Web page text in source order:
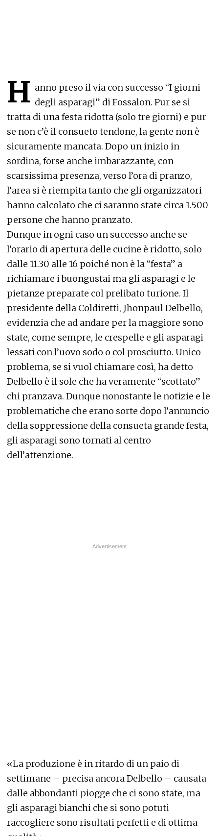
H anno preso il via con successo “I giorni
degli asparagi” di Fossalon. Pur se si
tratta di una festa ridotta (solo tre giorni) e pur
se non c’è il consueto tendone, la gente non è
sicuramente mancata. Dopo un inizio in
sordina, forse anche imbarazzante, con
scarsissima presenza, verso l’ora di pranzo,
l’area si è riempita tanto che gli organizzatori
hanno calcolato che ci saranno state circa 1.500
persone che hanno pranzato.
Dunque in ogni caso un successo anche se
l’orario di apertura delle cucine è ridotto, solo
dalle 11.30 alle 16 poiché non è la “festa” a
richiamare i buongustai ma gli asparagi e le
pietanze preparate col prelibato turione. Il
presidente della Coldiretti, Jhonpaul Delbello,
evidenzia che ad andare per la maggiore sono
state, come sempre, le crespelle e gli asparagi
lessati con l’uovo sodo o col prosciutto. Unico
problema, se si vuol chiamare così, ha detto
Delbello è il sole che ha veramente “scottato”
chi pranzava. Dunque nonostante le notizie e le
problematiche che erano sorte dopo l’annuncio
della soppressione della consueta grande festa,
gli asparagi sono tornati al centro
dell’attenzione.
«La produzione è in ritardo di un paio di
settimane – precisa ancora Delbello – causata
dalle abbondanti piogge che ci sono state, ma
gli asparagi bianchi che si sono potuti
raccogliere sono risultati perfetti e di ottima